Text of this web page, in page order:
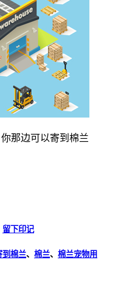
那边可以寄到棉兰
留下印记
到棉兰、 棉兰、 棉兰宠物用